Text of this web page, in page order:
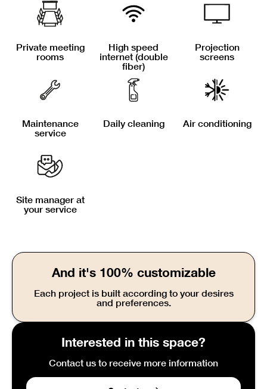
Private meeting
rooms
High speed
internet (double
fiber)
Projection
screens
Maintenance
service
Daily cleaning Air conditioning
Site manager at
your service
And it's 100% customizable
Each project is built according to your desires
and preferences.
Interested in this space?
Contact us to receive more information